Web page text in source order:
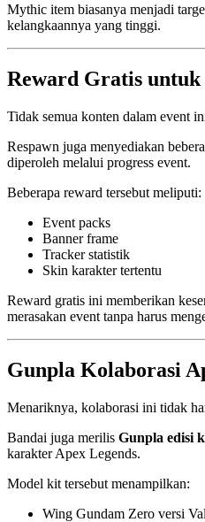
Mythic item biasanya menjadi
kelangkaannya yang tinggi.
Reward Gratis untuk
Tidak semua konten dalam event
Respawn juga menyediakan
diperoleh melalui progress event.
Beberapa reward tersebut meliputi:
Event packs
Banner frame
Tracker statistik
Skin karakter tertentu
Reward gratis ini memberikan
merasakan event tanpa harus
Gunpla Kolaborasi
Menariknya, kolaborasi ini tidak
Bandai juga merilis Gunpla edisi
karakter Apex Legends.
Model kit tersebut menampilkan:
Wing Gundam Zero versi